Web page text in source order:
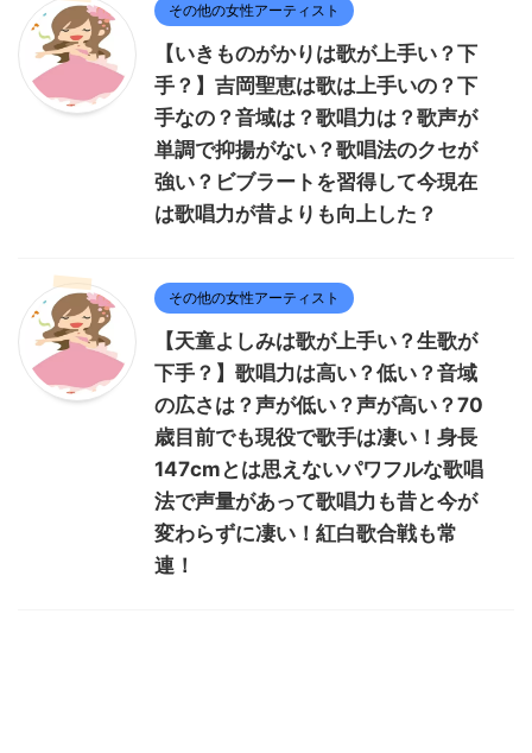
その他の女性アーティスト
【いきものがかりは歌が上手い？下
手？】吉岡聖恵は歌は上手いの？下
手なの？音域は？歌唱力は？歌声が
単調で抑揚がない？歌唱法のクセが
強い？ビブラートを習得して今現在
は歌唱力が昔よりも向上した？
その他の女性アーティスト
【天童よしみは歌が上手い？生歌が
下手？】歌唱力は高い？低い？音域
の広さは？声が低い？声が高い？70
歳目前でも現役で歌手は凄い！身長
147cmとは思えないパワフルな歌唱
法で声量があって歌唱力も昔と今が
変わらずに凄い！紅白歌合戦も常
連！